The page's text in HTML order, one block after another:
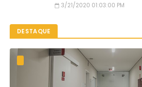
3/21/2020 01:03:00 PM
DESTAQUE